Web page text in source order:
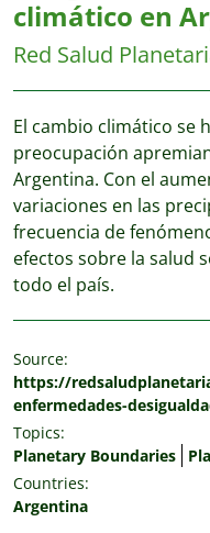
climático en
Red Salud
El cambio climático se
preocupación
Argentina. Con el
variaciones en las
frecuencia de
efectos sobre la salud
todo el país.
Source:
https://
enfermedades-
Topics:
Planetary Boundaries
Countries:
Argentina